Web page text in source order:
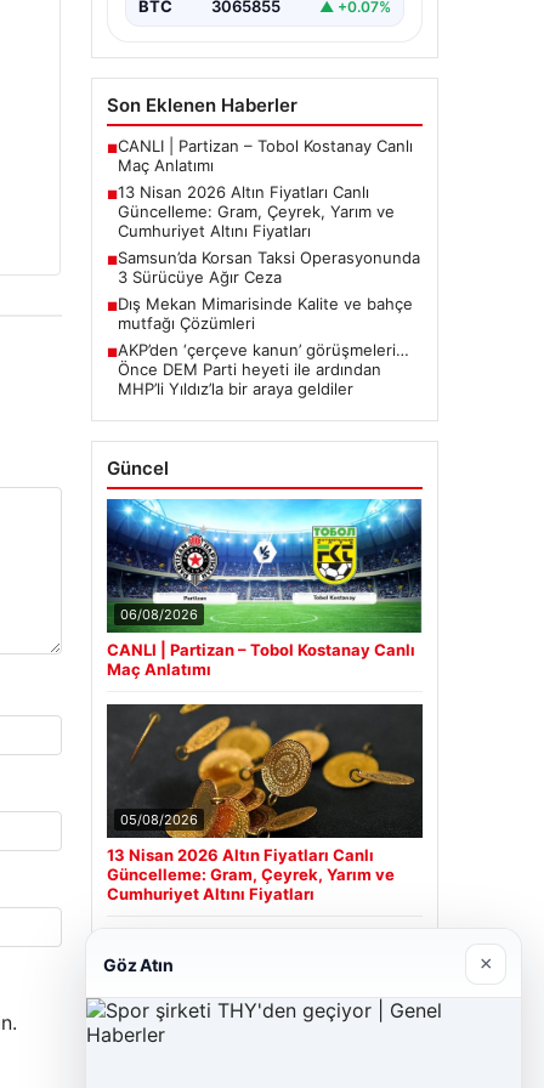
arasında yürütülen barış
BTC 3065855 ▲ +0.07%
Son Eklenen Haberler
■CANLI | Partizan – Tobol Kostanay Canlı
Maç Anlatımı
■13 Nisan 2026 Altın Fiyatları Canlı
Güncelleme: Gram, Çeyrek, Yarım ve
Cumhuriyet Altını Fiyatları
■Samsun’da Korsan Taksi Operasyonunda
3 Sürücüye Ağır Ceza
■Dış Mekan Mimarisinde Kalite ve bahçe
mutfağı Çözümleri
■AKP’den ‘çerçeve kanun’ görüşmeleri…
Önce DEM Parti heyeti ile ardından
MHP’li Yıldız’la bir araya geldiler
Güncel
06/08/2026
CANLI | Partizan – Tobol Kostanay Canlı
Maç Anlatımı
05/08/2026
13 Nisan 2026 Altın Fiyatları Canlı
Güncelleme: Gram, Çeyrek, Yarım ve
Cumhuriyet Altını Fiyatları
Son Eklenen Firmalar
Cengiz Sigorta
Göz Atın ×